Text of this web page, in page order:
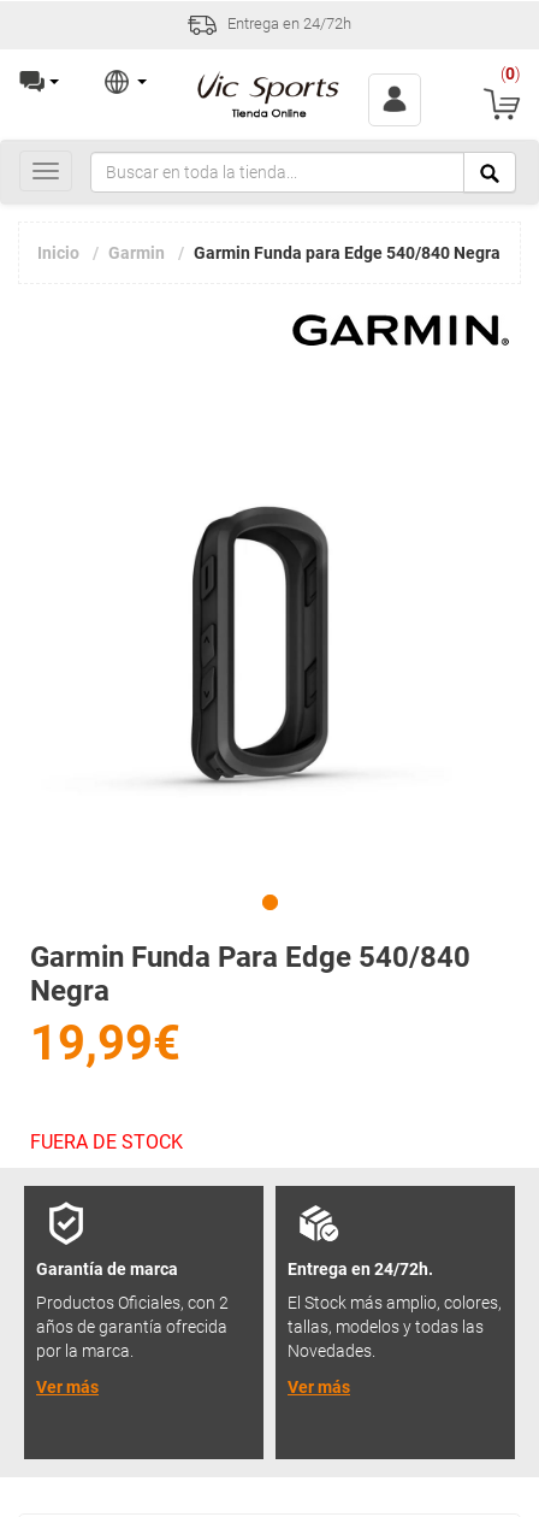
Entrega en 24/72h
(0)
Toggle
navigation
Inicio Garmin Garmin Funda para Edge 540/840 Negra
Garmin Funda Para Edge 540/840
Negra
19,99€
FUERA DE STOCK
Garantía de marca
Productos Oficiales, con 2
años de garantía ofrecida
por la marca.
Ver más
Entrega en 24/72h.
El Stock más amplio, colores,
tallas, modelos y todas las
Novedades.
Ver más